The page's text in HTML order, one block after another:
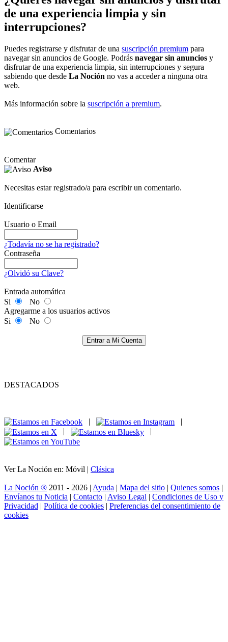
de una experiencia limpia y sin
interrupciones?
Puedes registrarse y disfrutar de una suscripción premium para
navegar sin anuncios de Google. Podrás navegar sin anuncios y
disfrutar de una experiencia limpia, sin interrupciones y segura
sabiendo que desde La Noción no vas a acceder a ninguna otra
web.
Más información sobre la suscripción a premium.
Comentarios
Comentar
Aviso
Necesitas estar registrado/a para escribir un comentario.
Identificarse
Usuario o Email
¿Todavía no se ha registrado?
Contraseña
¿Olvidó su Clave?
Entrada automática
Si
No
Agregarme a los usuarios activos
Si
No
Entrar a Mi Cuenta
DESTACADOS
|
|
|
|
Ver La Noción en: Móvil | Clásica
La Noción ® 2011 - 2026 | Ayuda | Mapa del sitio | Quienes somos |
Envíanos tu Noticia | Contacto | Aviso Legal | Condiciones de Uso y
Privacidad | Política de cookies | Preferencias del consentimiento de
cookies